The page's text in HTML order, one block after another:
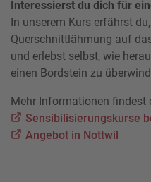
Interessierst du dich für
In unserem Kurs erfährst
Querschnittlähmung auf
und erlebst selbst, wie
einen Bordstein zu
Mehr Informationen findest
Sensibilisierungskurse
Angebot in Nottwil